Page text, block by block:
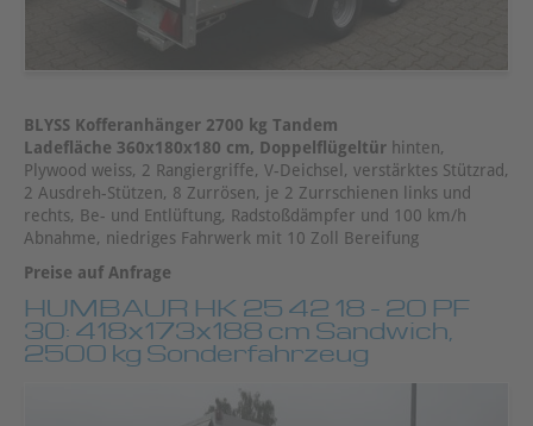
BLYSS Kofferanhänger 2700 kg Tandem
Ladefläche 360x180x180 cm, Doppelflügeltür hinten,
Plywood weiss, 2 Rangiergriffe, V-Deichsel, verstärktes Stützrad,
2 Ausdreh-Stützen, 8 Zurrösen, je 2 Zurrschienen links und
rechts, Be- und Entlüftung, Radstoßdämpfer und 100 km/h
Abnahme, niedriges Fahrwerk mit 10 Zoll Bereifung
Preise auf Anfrage
HUMBAUR HK 25 42 18 - 20 PF
30: 418x173x188 cm Sandwich,
2500 kg Sonderfahrzeug